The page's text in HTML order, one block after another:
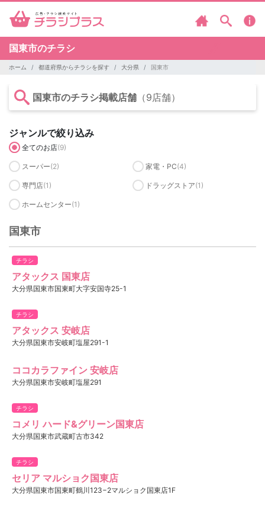
国東市のチラシ
ホーム 都道府県からチラシを探す 大分県 国東市
国東市のチラシ掲載店舗 （9店舗）
ジャンルで絞り込み
全てのお店(9)
スーパー(2) 家電・PC(4)
専門店(1) ドラッグストア(1)
ホームセンター(1)
国東市
チラシ
アタックス 国東店
大分県国東市国東町大字安国寺25-1
チラシ
アタックス 安岐店
大分県国東市安岐町塩屋291-1
ココカラファイン 安岐店
大分県国東市安岐町塩屋291
チラシ
コメリ ハード&グリーン国東店
大分県国東市武蔵町古市342
チラシ
セリア マルショク国東店
大分県国東市国東町鶴川123−2マルショク国東店1F